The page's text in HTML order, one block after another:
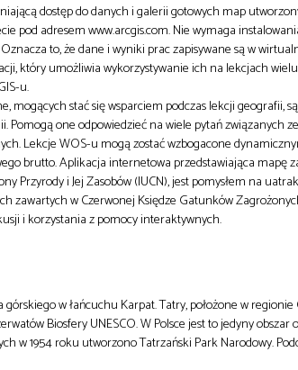
dostęp do danych i galerii gotowych map
pod adresem www.arcgis.com. Nie wymaga
to, że dane i wyniki prac zapisywane są w
który umożliwia wykorzystywanie ich na lekcjach
u.
mogących stać się wsparciem podczas lekcji geografii,
Pomogą one odpowiedzieć na wiele pytań związanych
Lekcje WOS-u mogą zostać wzbogacone
brutto. Aplikacja internetowa przedstawiająca mapę
Przyrody i Jej Zasobów (IUCN), jest pomysłem na
zawartych w Czerwonej Księdze Gatunków
i korzystania z pomocy interaktywnych.
górskiego w łańcuchu Karpat. Tatry, położone w
Biosfery UNESCO. W Polsce jest to jedyny
w 1954 roku utworzono Tatrzański Park Narodowy.